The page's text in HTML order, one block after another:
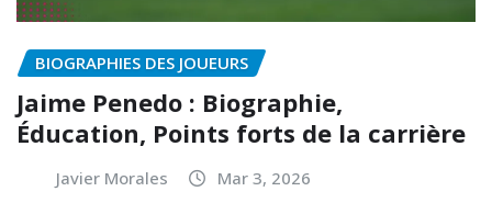
BIOGRAPHIES DES JOUEURS
Jaime Penedo : Biographie,
Éducation, Points forts de la carrière
Javier Morales Mar 3, 2026